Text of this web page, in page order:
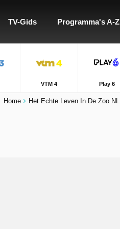
TV-Gids Programma's A-Z
VTM 4 Play 6
Home Het Echte Leven In De Zoo NL